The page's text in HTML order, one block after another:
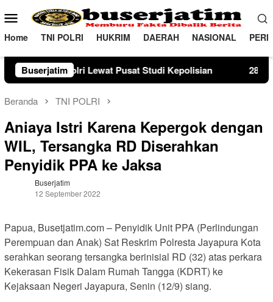
ke
konten
Menu
Mobile
Home TNI POLRI HUKRIM DAERAH NASIONAL
Buserjatim
Studi Kepolisian 28 Tahun Membina Rumah
Beranda TNI POLRI
Aniaya Istri Karena Kepergok dengan
WIL, Tersangka RD Diserahkan
Penyidik PPA ke Jaksa
Buserjatim
12 September 2022
Papua, Busetjatim.com – Penyidik Unit PPA (Perlindungan
Perempuan dan Anak) Sat Reskrim Polresta Jayapura Kota
serahkan seorang tersangka berinisial RD (32) atas perkara
Kekerasan Fisik Dalam Rumah Tangga (KDRT) ke
Kejaksaan Negeri Jayapura, Senin (12/9) siang.